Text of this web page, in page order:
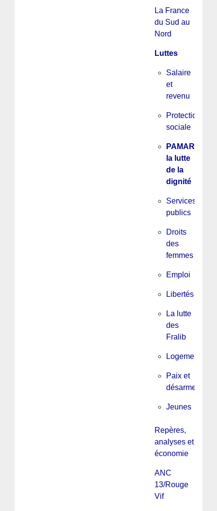
La France
du Sud au
Nord
Luttes
Salaire
et
revenu
Protection
sociale
PAMAR,
la lutte
de la
dignité
Services
publics
Droits
des
femmes
Emploi
Libertés
La lutte
des
Fralib
Logement
Paix et
désarmement
Jeunes
Repères,
analyses et
économie
ANC
13/Rouge
Vif